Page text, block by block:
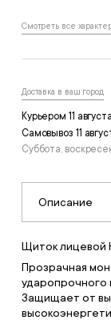
Смотреть все
Доставка в ваш город
Курьером 11
Самовывоз 11
Суббота,
Описание
Щиток лицевой
Прозрачная
ударопрочного
Защищает от